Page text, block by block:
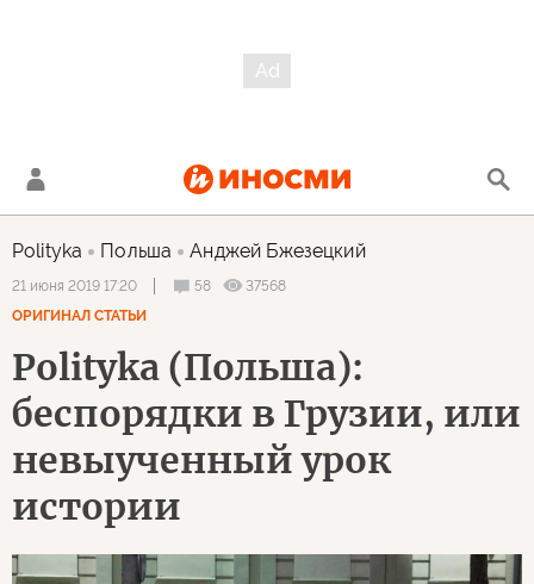
Polityka Польша Анджей Бжезецкий
21 июня 2019 17:20 58
37568
ОРИГИНАЛ СТАТЬИ
Polityka (Польша):
беспорядки в Грузии, или
невыученный урок
истории